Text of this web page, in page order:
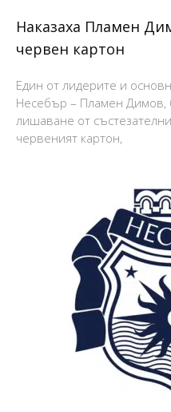
Наказаха Пламен
червен картон
Един от лидерите и
Несебър – Пламен Димов,
лишаване от
червеният картон,